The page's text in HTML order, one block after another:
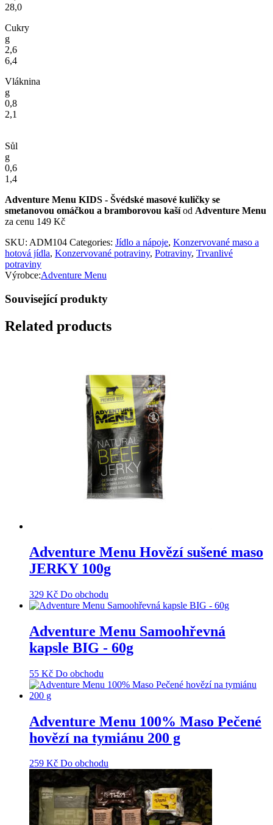
28,0
Cukry
g
2,6
6,4
Vláknina
g
0,8
2,1
Sůl
g
0,6
1,4
Adventure Menu KIDS - Švédské masové kuličky se
smetanovou omáčkou a bramborovou kašíod Adventure Menu
za cenu 149 Kč
SKU: ADM104 Categories: Jídlo a nápoje, Konzervované maso a
hotová jídla, Konzervované potraviny, Potraviny, Trvanlivé
potraviny
Výrobce:Adventure Menu
Související produkty
Related products
Adventure Menu Hovězí sušené maso
JERKY 100g
329 Kč Do obchodu
Adventure Menu Samoohřevná
kapsle BIG - 60g
55 Kč Do obchodu
Adventure Menu 100% Maso Pečené
hovězí na tymiánu 200 g
259 Kč Do obchodu